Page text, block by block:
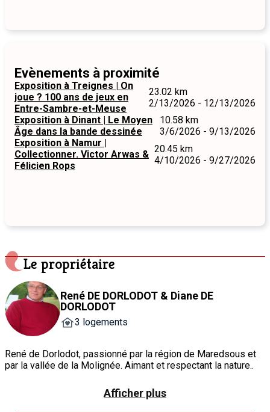
Evènements à proximité
Exposition à Treignes | On
joue ? 100 ans de jeux en
Entre-Sambre-et-Meuse
23.02 km
2/13/2026 - 12/13/2026
Exposition à Dinant | Le Moyen
Âge dans la bande dessinée
10.58 km
3/6/2026 - 9/13/2026
Exposition à Namur |
Collectionner. Victor Arwas &
Félicien Rops
20.45 km
4/10/2026 - 9/27/2026
Le propriétaire
René DE DORLODOT & Diane DE
DORLODOT
3 logements
René de Dorlodot, passionné par la région de Maredsous et
par la vallée de la Molignée. Aimant et respectant la nature..
Afficher plus